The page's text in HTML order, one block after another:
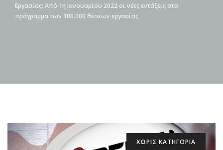
Εργασίας: Από 1η Ιανουαρίου 2022 οι νέες εντάξεις στο
πρόγραμμα των 100.000 θέσεων εργασίας
ΧΩΡΊΣ ΚΑΤΗΓΟΡΊΑ